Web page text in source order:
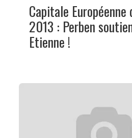
Capitale
2013 : Perben
Etienne !